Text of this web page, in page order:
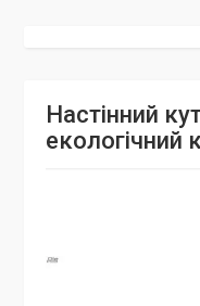
Настінний
екологічний